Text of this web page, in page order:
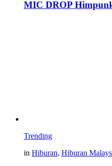
MIC DROP
Trending
in Hiburan, Hiburan